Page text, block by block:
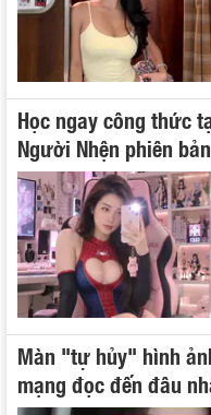
Học ngay công thức
Người Nhện phiên
Màn "tự hủy" hình
mạng đọc đến đâu